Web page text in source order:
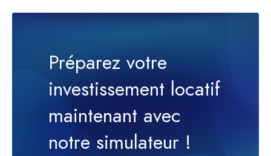
Préparez votre
investissement locatif
maintenant avec
notre simulateur !